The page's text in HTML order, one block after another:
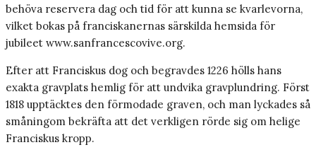
behöva reservera dag och tid för att kunna se kvarlevorna,
vilket bokas på franciskanernas särskilda hemsida för
jubileet www.sanfrancescovive.org.
Efter att Franciskus dog och begravdes 1226 hölls hans
exakta gravplats hemlig för att undvika gravplundring. Först
1818 upptäcktes den förmodade graven, och man lyckades så
småningom bekräfta att det verkligen rörde sig om helige
Franciskus kropp.